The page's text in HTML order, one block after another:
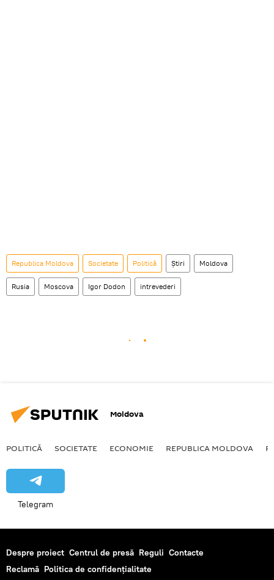
Republica Moldova Societate Politică Știri Moldova
Rusia Moscova Igor Dodon intrevederi
Moldova
POLITICĂ SOCIETATE ECONOMIE REPUBLICA MOLDOVA
Telegram
Despre proiect Centrul de presă Reguli Contacte
Reclamă Politica de confidențialitate